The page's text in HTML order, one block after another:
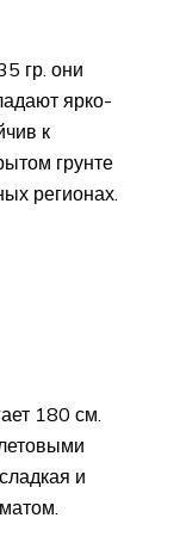
гр. они
ярко-
к
грунте
регионах.
180 см.
и